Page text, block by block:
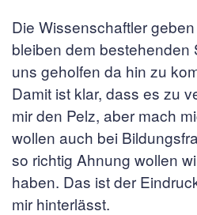
Die Wissenschaftler
bleiben dem bestehenden
uns geholfen da hin zu
Damit ist klar, dass es zu
mir den Pelz, aber mach
wollen auch bei
so richtig Ahnung wollen
haben. Das ist der
mir hinterlässt.